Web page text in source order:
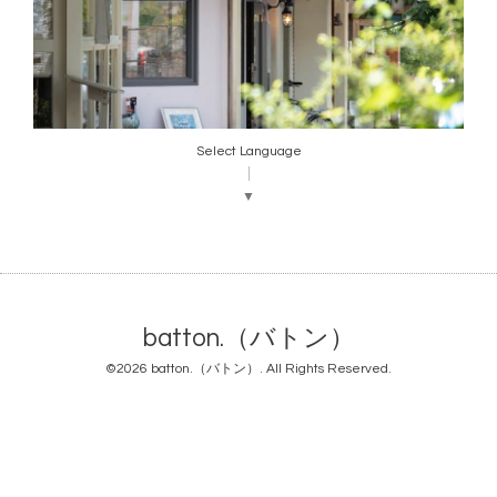
Select Language
▼
batton.（バトン）
©2026 batton.（バトン） . All Rights Reserved.